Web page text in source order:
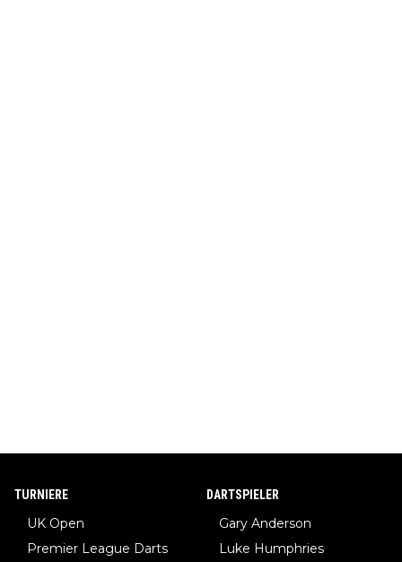
TURNIERE
UK Open
Premier League Darts
DARTSPIELER
Gary Anderson
Luke Humphries